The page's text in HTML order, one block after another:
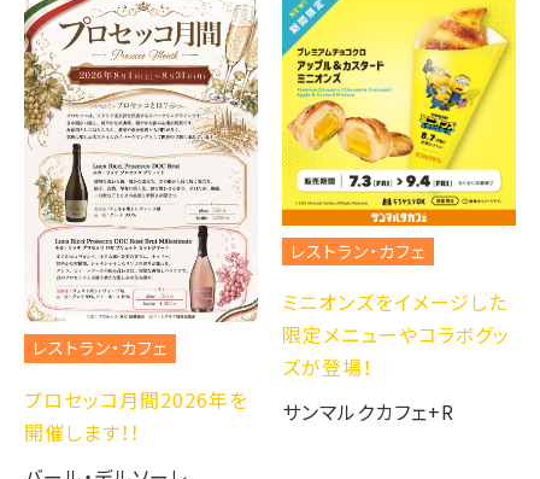
レストラン・カフェ
プロセッコ月間2026年を
開催します！！
レストラン・カフェ
ミニオンズをイメージした
限定メニューやコラボグッ
ズが登場！
サンマルクカフェ+R